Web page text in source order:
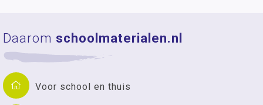
Daarom schoolmaterialen.nl
Voor school en thuis